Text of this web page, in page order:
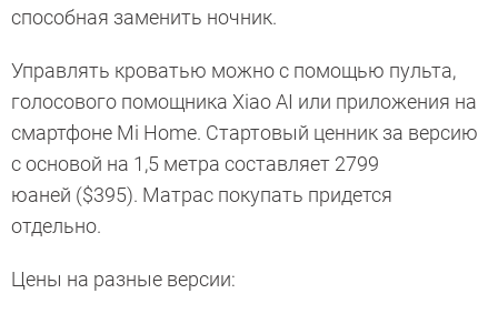
способная заменить ночник.
Управлять кроватью можно с помощью пульта,
голосового помощника Xiao AI или приложения на
смартфоне Mi Home. Стартовый ценник за версию
с основой на 1,5 метра составляет 2799
юаней ($395). Матрас покупать придется
отдельно.
Цены на разные версии: